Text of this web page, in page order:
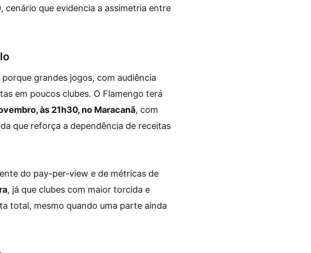
, cenário que evidencia a assimetria entre
grandes jogos, com audiência
em poucos clubes. O Flamengo terá
às 21h30, no Maracanã, com
que reforça a dependência de receitas
do pay-per-view e de métricas de
, já que clubes com maior torcida e
total, mesmo quando uma parte ainda